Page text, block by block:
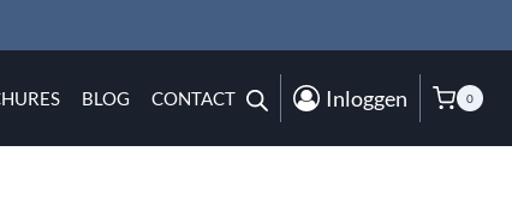
BLOG CONTACT Inloggen 0